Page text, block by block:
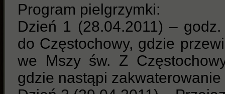
Program pielgrzymki:
Dzień 1 (28.04.2011) –
do Częstochowy, gdzie
we Mszy św. Z
gdzie nastąpi